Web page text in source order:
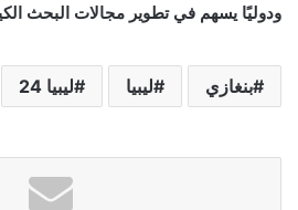
ودوليًا يسهم في تطوير مجالات البحث
بنغازي ليبيا ليبيا 24